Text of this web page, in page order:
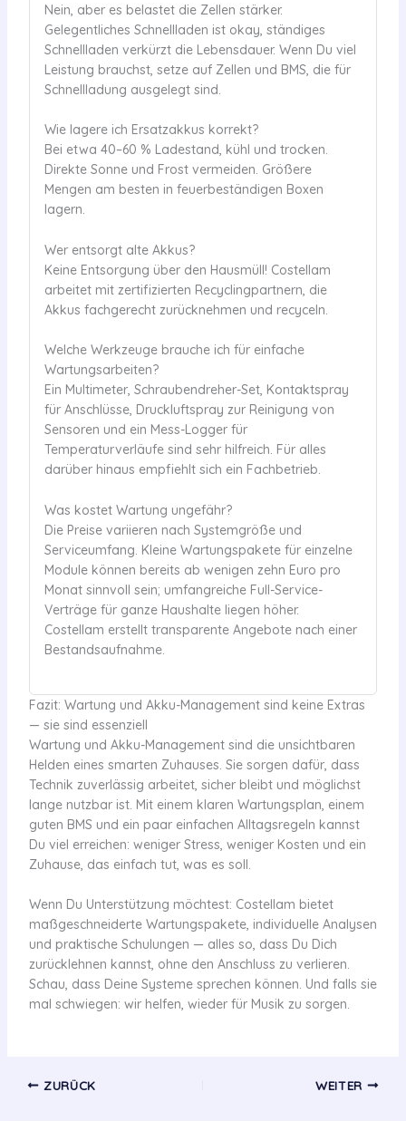
Nein, aber es belastet die Zellen stärker.
Gelegentliches Schnellladen ist okay, ständiges
Schnellladen verkürzt die Lebensdauer. Wenn Du viel
Leistung brauchst, setze auf Zellen und BMS, die für
Schnellladung ausgelegt sind.
Wie lagere ich Ersatzakkus korrekt?
Bei etwa 40–60 % Ladestand, kühl und trocken.
Direkte Sonne und Frost vermeiden. Größere
Mengen am besten in feuerbeständigen Boxen
lagern.
Wer entsorgt alte Akkus?
Keine Entsorgung über den Hausmüll! Costellam
arbeitet mit zertifizierten Recyclingpartnern, die
Akkus fachgerecht zurücknehmen und recyceln.
Welche Werkzeuge brauche ich für einfache
Wartungsarbeiten?
Ein Multimeter, Schraubendreher-Set, Kontaktspray
für Anschlüsse, Druckluftspray zur Reinigung von
Sensoren und ein Mess-Logger für
Temperaturverläufe sind sehr hilfreich. Für alles
darüber hinaus empfiehlt sich ein Fachbetrieb.
Was kostet Wartung ungefähr?
Die Preise variieren nach Systemgröße und
Serviceumfang. Kleine Wartungspakete für einzelne
Module können bereits ab wenigen zehn Euro pro
Monat sinnvoll sein; umfangreiche Full-Service-
Verträge für ganze Haushalte liegen höher.
Costellam erstellt transparente Angebote nach einer
Bestandsaufnahme.
Fazit: Wartung und Akku-Management sind keine Extras
— sie sind essenziell
Wartung und Akku-Management sind die unsichtbaren
Helden eines smarten Zuhauses. Sie sorgen dafür, dass
Technik zuverlässig arbeitet, sicher bleibt und möglichst
lange nutzbar ist. Mit einem klaren Wartungsplan, einem
guten BMS und ein paar einfachen Alltagsregeln kannst
Du viel erreichen: weniger Stress, weniger Kosten und ein
Zuhause, das einfach tut, was es soll.
Wenn Du Unterstützung möchtest: Costellam bietet
maßgeschneiderte Wartungspakete, individuelle Analysen
und praktische Schulungen — alles so, dass Du Dich
zurücklehnen kannst, ohne den Anschluss zu verlieren.
Schau, dass Deine Systeme sprechen können. Und falls sie
mal schwiegen: wir helfen, wieder für Musik zu sorgen.
ZURÜCK WEITER